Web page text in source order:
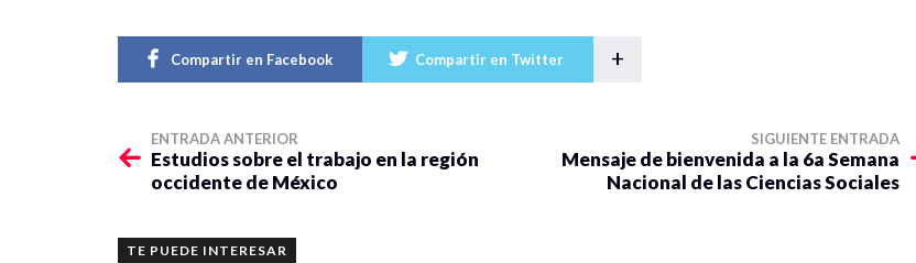
Compartir en Facebook Compartir en Twitter +
ENTRADA ANTERIOR
Estudios sobre el trabajo en la región
occidente de México
SIGUIENTE ENTRADA
Mensaje de bienvenida a la 6a Semana
Nacional de las Ciencias Sociales
TE PUEDE INTERESAR